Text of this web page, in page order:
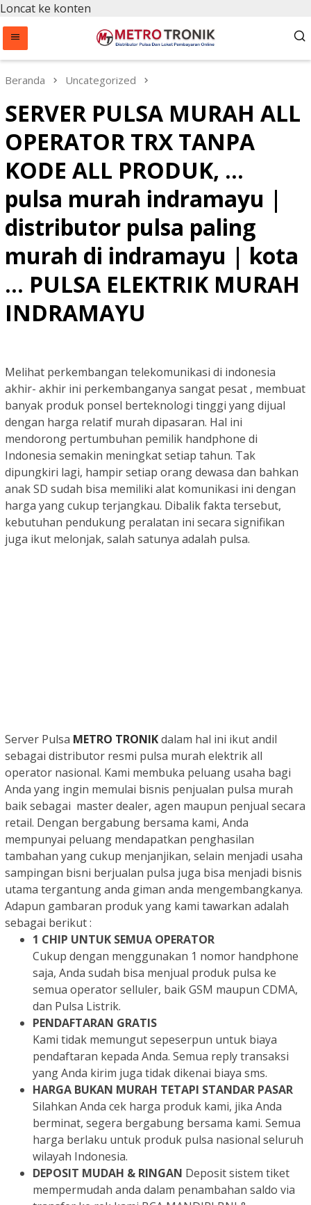
Loncat ke konten
Beranda Uncategorized
SERVER PULSA MURAH ALL
OPERATOR TRX TANPA
KODE ALL PRODUK, …
pulsa murah indramayu |
distributor pulsa paling
murah di indramayu | kota
… PULSA ELEKTRIK MURAH
INDRAMAYU
Melihat perkembangan telekomunikasi di indonesia
akhir- akhir ini perkembanganya sangat pesat , membuat
banyak produk ponsel berteknologi tinggi yang dijual
dengan harga relatif murah dipasaran. Hal ini
mendorong pertumbuhan pemilik handphone di
Indonesia semakin meningkat setiap tahun. Tak
dipungkiri lagi, hampir setiap orang dewasa dan bahkan
anak SD sudah bisa memiliki alat komunikasi ini dengan
harga yang cukup terjangkau. Dibalik fakta tersebut,
kebutuhan pendukung peralatan ini secara signifikan
juga ikut melonjak, salah satunya adalah pulsa.
Server Pulsa METRO TRONIKdalam hal ini ikut andil
sebagai distributor resmi pulsa murah elektrik all
operator nasional. Kami membuka peluang usaha bagi
Anda yang ingin memulai bisnis penjualan pulsa murah
baik sebagai master dealer, agen maupun penjual secara
retail. Dengan bergabung bersama kami, Anda
mempunyai peluang mendapatkan penghasilan
tambahan yang cukup menjanjikan, selain menjadi usaha
sampingan bisni berjualan pulsa juga bisa menjadi bisnis
utama tergantung anda giman anda mengembangkanya.
Adapun gambaran produk yang kami tawarkan adalah
sebagai berikut :
1 CHIP UNTUK SEMUA OPERATOR
Cukup dengan menggunakan 1 nomor handphone
saja, Anda sudah bisa menjual produk pulsa ke
semua operator selluler, baik GSM maupun CDMA,
dan Pulsa Listrik.
PENDAFTARAN GRATIS
Kami tidak memungut sepeserpun untuk biaya
pendaftaran kepada Anda. Semua reply transaksi
yang Anda kirim juga tidak dikenai biaya sms.
HARGA BUKAN MURAH TETAPI STANDAR PASAR
Silahkan Anda cek harga produk kami, jika Anda
berminat, segera bergabung bersama kami. Semua
harga berlaku untuk produk pulsa nasional seluruh
wilayah Indonesia.
DEPOSIT MUDAH & RINGAN Deposit sistem tiket
mempermudah anda dalam penambahan saldo via